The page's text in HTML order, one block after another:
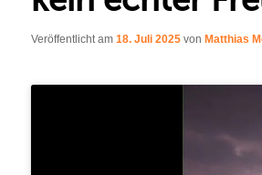
Veröffentlicht am18. Juli 2025 von Matthias